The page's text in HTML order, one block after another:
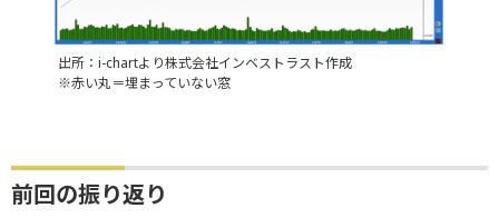
出所：i-chartより株式会社インベストラスト作成
※赤い丸＝埋まっていない窓
前回の振り返り